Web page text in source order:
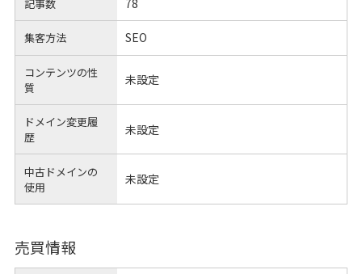
記事数 78
集客方法 SEO
コンテンツの性
質
未設定
ドメイン変更履
歴
未設定
中古ドメインの
使用
未設定
売買情報